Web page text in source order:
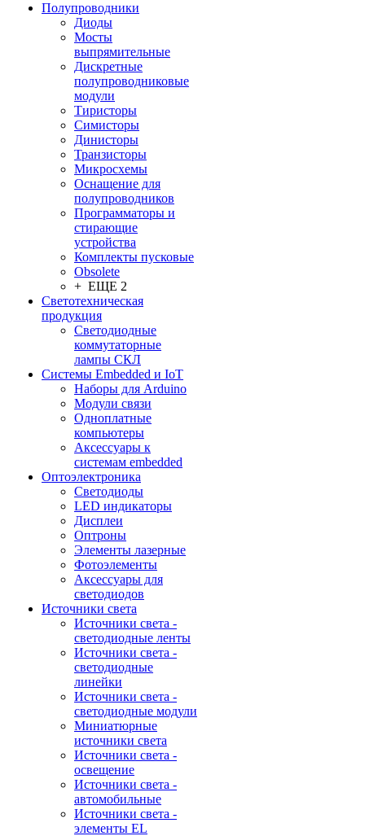
Полупроводники
Диоды
Мосты
выпрямительные
Дискретные
полупроводниковые
модули
Тиристоры
Симисторы
Динисторы
Транзисторы
Микросхемы
Оснащение для
полупроводников
Программаторы и
стирающие
устройства
Комплекты пусковые
Obsolete
+ ЕЩЕ 2
Светотехническая
продукция
Светодиодные
коммутаторные
лампы СКЛ
Системы Embedded и IoT
Наборы для Arduino
Модули связи
Одноплатные
компьютеры
Аксессуары к
системам embedded
Oптоэлектроника
Светодиоды
LED индикаторы
Дисплеи
Оптроны
Элементы лазерные
Фотоэлементы
Аксессуары для
светодиодов
Источники света
Источники света -
светодиодные ленты
Источники света -
светодиодные
линейки
Источники света -
светодиодные модули
Миниатюрные
источники света
Источники света -
освещение
Источники света -
автомобильные
Источники света -
элементы EL